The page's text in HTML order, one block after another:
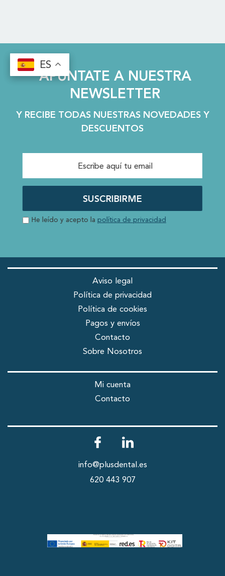
APÚNTATE A NUESTRA
NEWSLETTER
Y RECIBE TODAS NUESTRAS NOVEDADES Y
DESCUENTOS
SUSCRIBIRME
He leído y acepto la política de privacidad
Aviso legal
Política de privacidad
Política de cookies
Pagos y envíos
Contacto
Sobre Nosotros
Mi cuenta
Contacto
info@plusdental.es
620 443 907
ES
ES